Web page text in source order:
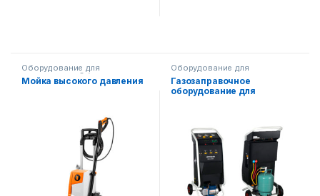
Оборудование для
автосервиса Оборудование
на складе
Мойка высокого давления
Оборудование для
автосервиса
Газозаправочное
оборудование для